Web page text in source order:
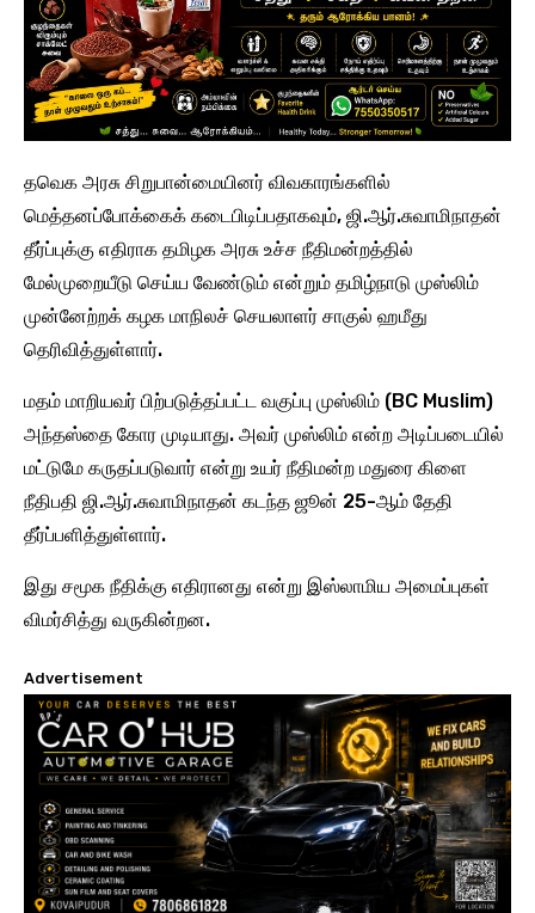
தவெக அரசு சிறுபான்மையினர் விவகாரங்களில்
மெத்தனப்போக்கைக் கடைபிடிப்பதாகவும், ஜி.ஆர்.சுவாமிநாதன்
தீர்ப்புக்கு எதிராக தமிழக அரசு உச்ச நீதிமன்றத்தில்
மேல்முறையீடு செய்ய வேண்டும் என்றும் தமிழ்நாடு முஸ்லிம்
முன்னேற்றக் கழக மாநிலச் செயலாளர் சாகுல் ஹமீது
தெரிவித்துள்ளார்.
மதம் மாறியவர் பிற்படுத்தப்பட்ட வகுப்பு முஸ்லிம் (BC Muslim)
அந்தஸ்தை கோர முடியாது. அவர் முஸ்லிம் என்ற அடிப்படையில்
மட்டுமே கருதப்படுவார் என்று உயர் நீதிமன்ற மதுரை கிளை
நீதிபதி ஜி.ஆர்.சுவாமிநாதன் கடந்த ஜூன் 25-ஆம் தேதி
தீர்ப்பளித்துள்ளார்.
இது சமூக நீதிக்கு எதிரானது என்று இஸ்லாமிய அமைப்புகள்
விமர்சித்து வருகின்றன.
Advertisement